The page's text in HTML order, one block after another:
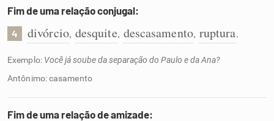
Fim de uma relação conjugal:
4 divórcio, desquite, descasamento, ruptura.
Exemplo: Você já soube da separação do Paulo e da Ana?
Antônimo: casamento
Fim de uma relação de amizade: